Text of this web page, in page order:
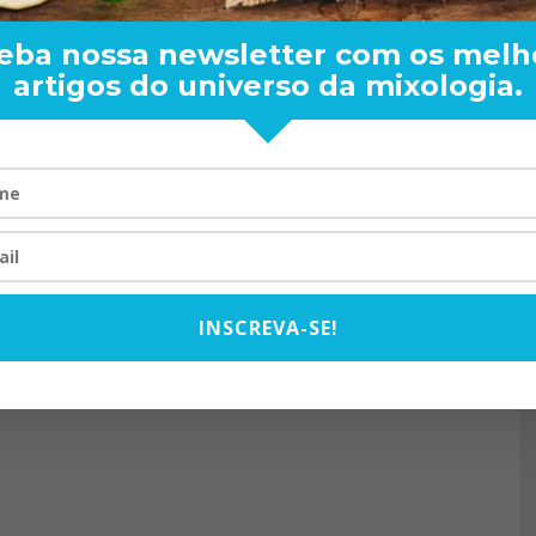
RAND BARTENDER: DE
VISTA PARA O MUNDO
nossa newsletter com os
artigos do universo da mixologia.
INSCREVA-SE!